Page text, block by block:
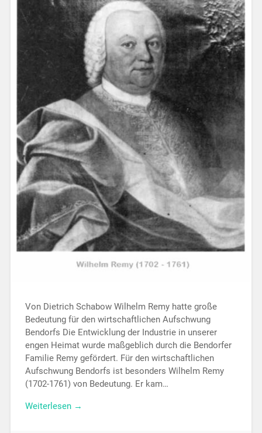
Von Dietrich Schabow Wilhelm Remy hatte große
Bedeutung für den wirtschaftlichen Aufschwung
Bendorfs Die Entwicklung der Industrie in unserer
engen Heimat wurde maßgeblich durch die Bendorfer
Familie Remy gefördert. Für den wirtschaftlichen
Aufschwung Bendorfs ist besonders Wilhelm Remy
(1702-1761) von Bedeutung. Er kam…
Weiterlesen →